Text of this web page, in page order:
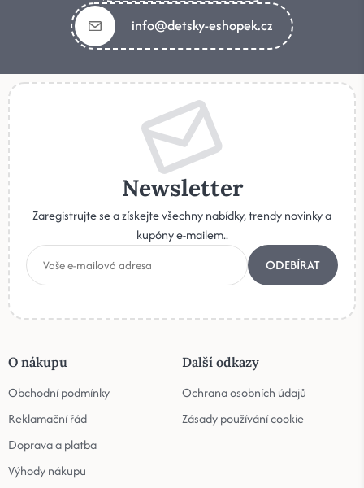
info@detsky-eshopek.cz
Newsletter
Zaregistrujte se a získejte všechny nabídky, trendy novinky a
kupóny e-mailem..
ODEBÍRAT
O nákupu
Obchodní podmínky
Reklamační řád
Doprava a platba
Výhody nákupu
Další odkazy
Ochrana osobních údajů
Zásady používání cookie